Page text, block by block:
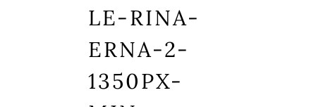
LE-RINA-
ERNA-2-
1350PX-